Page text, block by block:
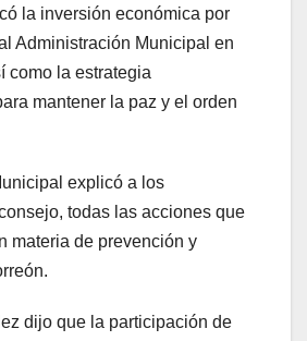
la inversión económica por
Administración Municipal en
como la estrategia
mantener la paz y el orden
explicó a los
todas las acciones que
materia de prevención y
dijo que la participación de